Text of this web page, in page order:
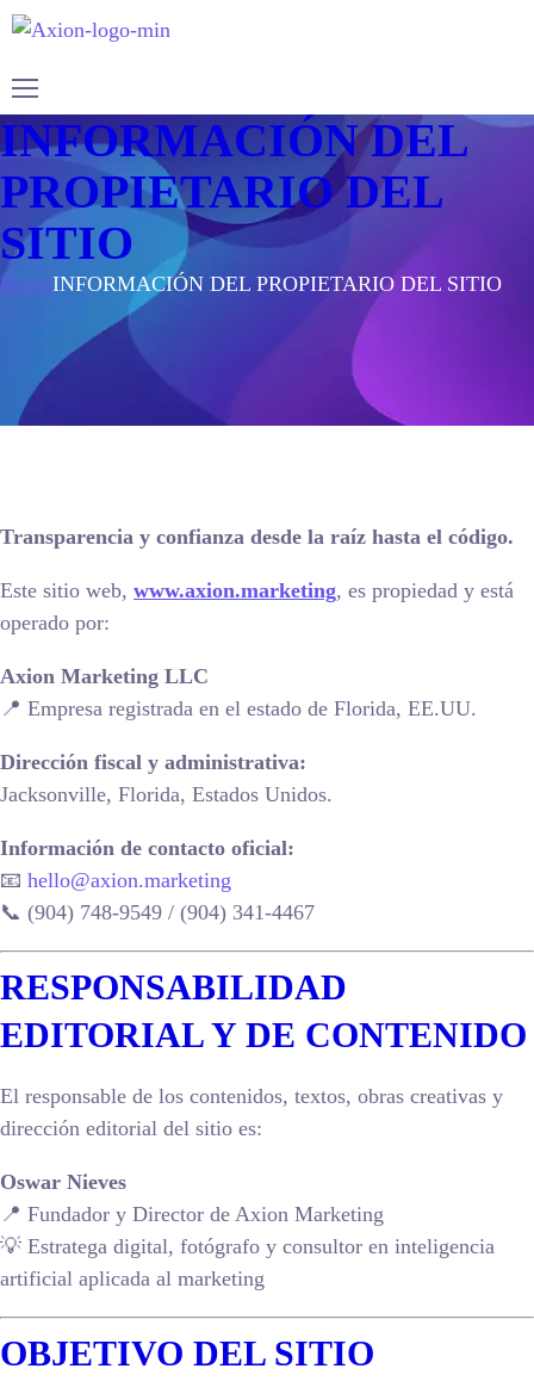
INFORMACIÓN DEL
PROPIETARIO DEL
SITIO
HomeINFORMACIÓN DEL PROPIETARIO DEL SITIO
Transparencia y confianza desde la raíz hasta el código.
Este sitio web, www.axion.marketing, es propiedad y está
operado por:
Axion Marketing LLC
📍 Empresa registrada en el estado de Florida, EE.UU.
Dirección fiscal y administrativa:
Jacksonville, Florida, Estados Unidos.
Información de contacto oficial:
📧 hello@axion.marketing
📞 (904) 748-9549 / (904) 341-4467
RESPONSABILIDAD
EDITORIAL Y DE CONTENIDO
El responsable de los contenidos, textos, obras creativas y
dirección editorial del sitio es:
Oswar Nieves
📍 Fundador y Director de Axion Marketing
💡 Estratega digital, fotógrafo y consultor en inteligencia
artificial aplicada al marketing
OBJETIVO DEL SITIO